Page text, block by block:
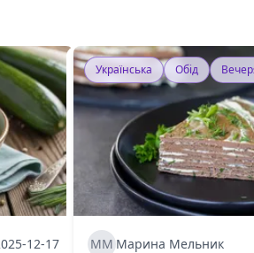
12-17
Українська Обід
МММарина Мельник